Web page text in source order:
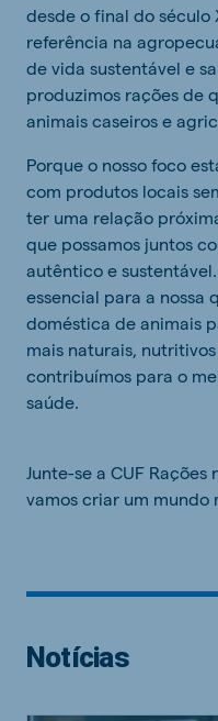
desde o final do
referência na
de vida sustentável e
produzimos rações de
animais caseiros e
Porque o nosso foco
com produtos locais
ter uma relação
que possamos juntos
autêntico e
essencial para a nossa
doméstica de animais
mais naturais,
contribuímos para o
saúde.
Junte-se a CUF
vamos criar um mundo
Notícias